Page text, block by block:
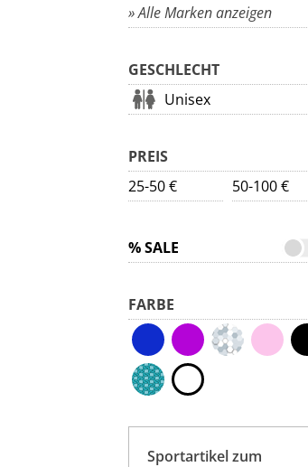
» Alle Marken anzeigen
GESCHLECHT
Unisex
PREIS
25-50 €
50-100 €
% SALE
FARBE
Sportartikel zum